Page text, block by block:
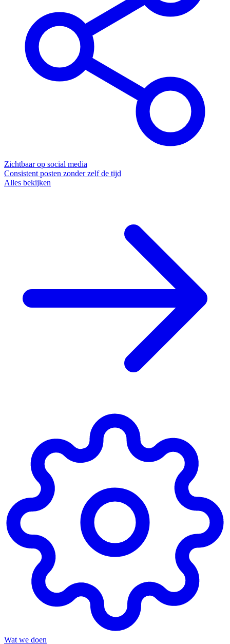
Zichtbaar op social media
Consistent posten zonder zelf de tijd
Alles bekijken
Wat we doen